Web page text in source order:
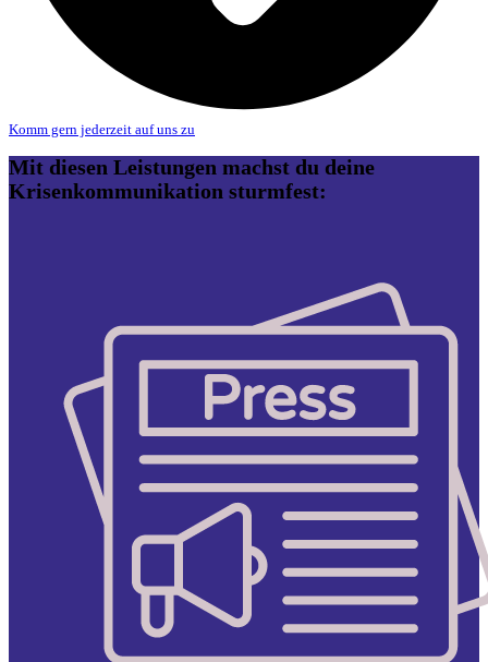
Komm gern jederzeit auf uns zu
Mit diesen Leistungen machst du deine
Krisenkommunikation sturmfest: